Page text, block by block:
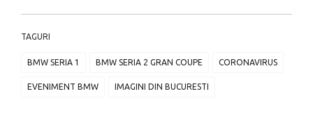
TAGURI
BMW SERIA 1 BMW SERIA 2 GRAN COUPE CORONAVIRUS
EVENIMENT BMW IMAGINI DIN BUCURESTI